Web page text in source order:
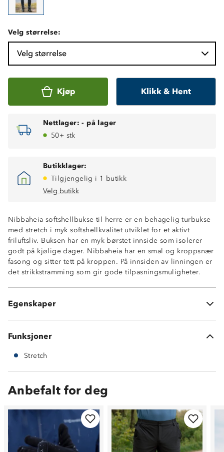
Velg størrelse:
Velg størrelse
Kjøp Klikk & Hent
Nettlager: - på lager
50+ stk
Butikklager:
Tilgjengelig i 1 butikk
Velg butikk
Nibbaheia softshellbukse til herre er en behagelig turbukse
med stretch i myk softshellkvalitet utviklet for et aktivt
friluftsliv. Buksen har en myk børstet innside som isolerer
godt på kjølige dager. Nibbaheia har en smal og kroppsnær
fasong og sitter tett på kroppen. På innsiden av linningen er
det strikkstramming som gir gode tilpasningsmuligheter.
Egenskaper
2-veisstretch
Børstet innside
Funksjoner
Stretch
Anbefalt for deg